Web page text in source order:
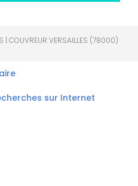
COUVREUR VERSAILLES (78000)
sur Internet